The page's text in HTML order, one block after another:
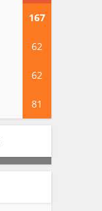
167
62
62
81